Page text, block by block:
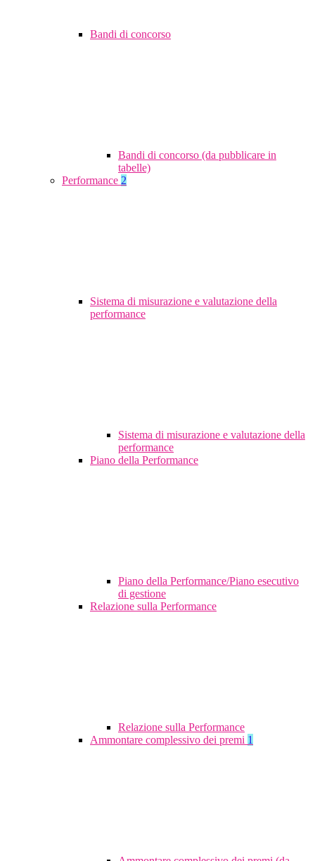
Bandi di concorso
Bandi di concorso (da pubblicare in
tabelle)
Performance 2
Sistema di misurazione e valutazione della
performance
Sistema di misurazione e valutazione della
performance
Piano della Performance
Piano della Performance/Piano esecutivo
di gestione
Relazione sulla Performance
Relazione sulla Performance
Ammontare complessivo dei premi 1